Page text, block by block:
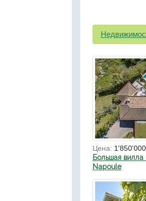
Цена:
Большая
Napoule